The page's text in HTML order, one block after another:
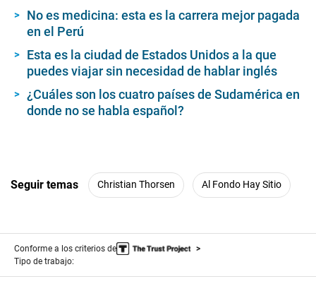
No es medicina: esta es la carrera mejor pagada
en el Perú
Esta es la ciudad de Estados Unidos a la que
puedes viajar sin necesidad de hablar inglés
¿Cuáles son los cuatro países de Sudamérica en
donde no se habla español?
Seguir temas Christian Thorsen Al Fondo Hay Sitio
Conforme a los criterios de
Tipo de trabajo: